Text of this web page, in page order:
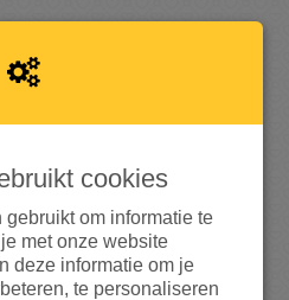
0
streefbedrag € 35
cookies
om informatie te
met onze website
deze informatie om je
te personaliseren